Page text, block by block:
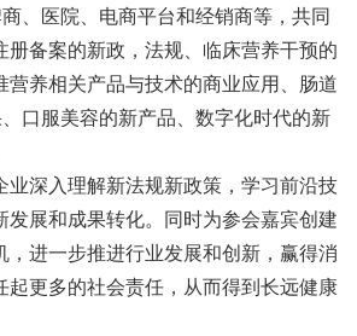
、医院、电商平台和经销商等，共同
册备案的新政，法规、临床营养干预的
营养相关产品与技术的商业应用、肠道
口服美容的新产品、数字化时代的新
业深入理解新法规新政策，学习前沿技
发展和成果转化。同时为参会嘉宾创建
，进一步推进行业发展和创新，赢得消
起更多的社会责任，从而得到长远健康